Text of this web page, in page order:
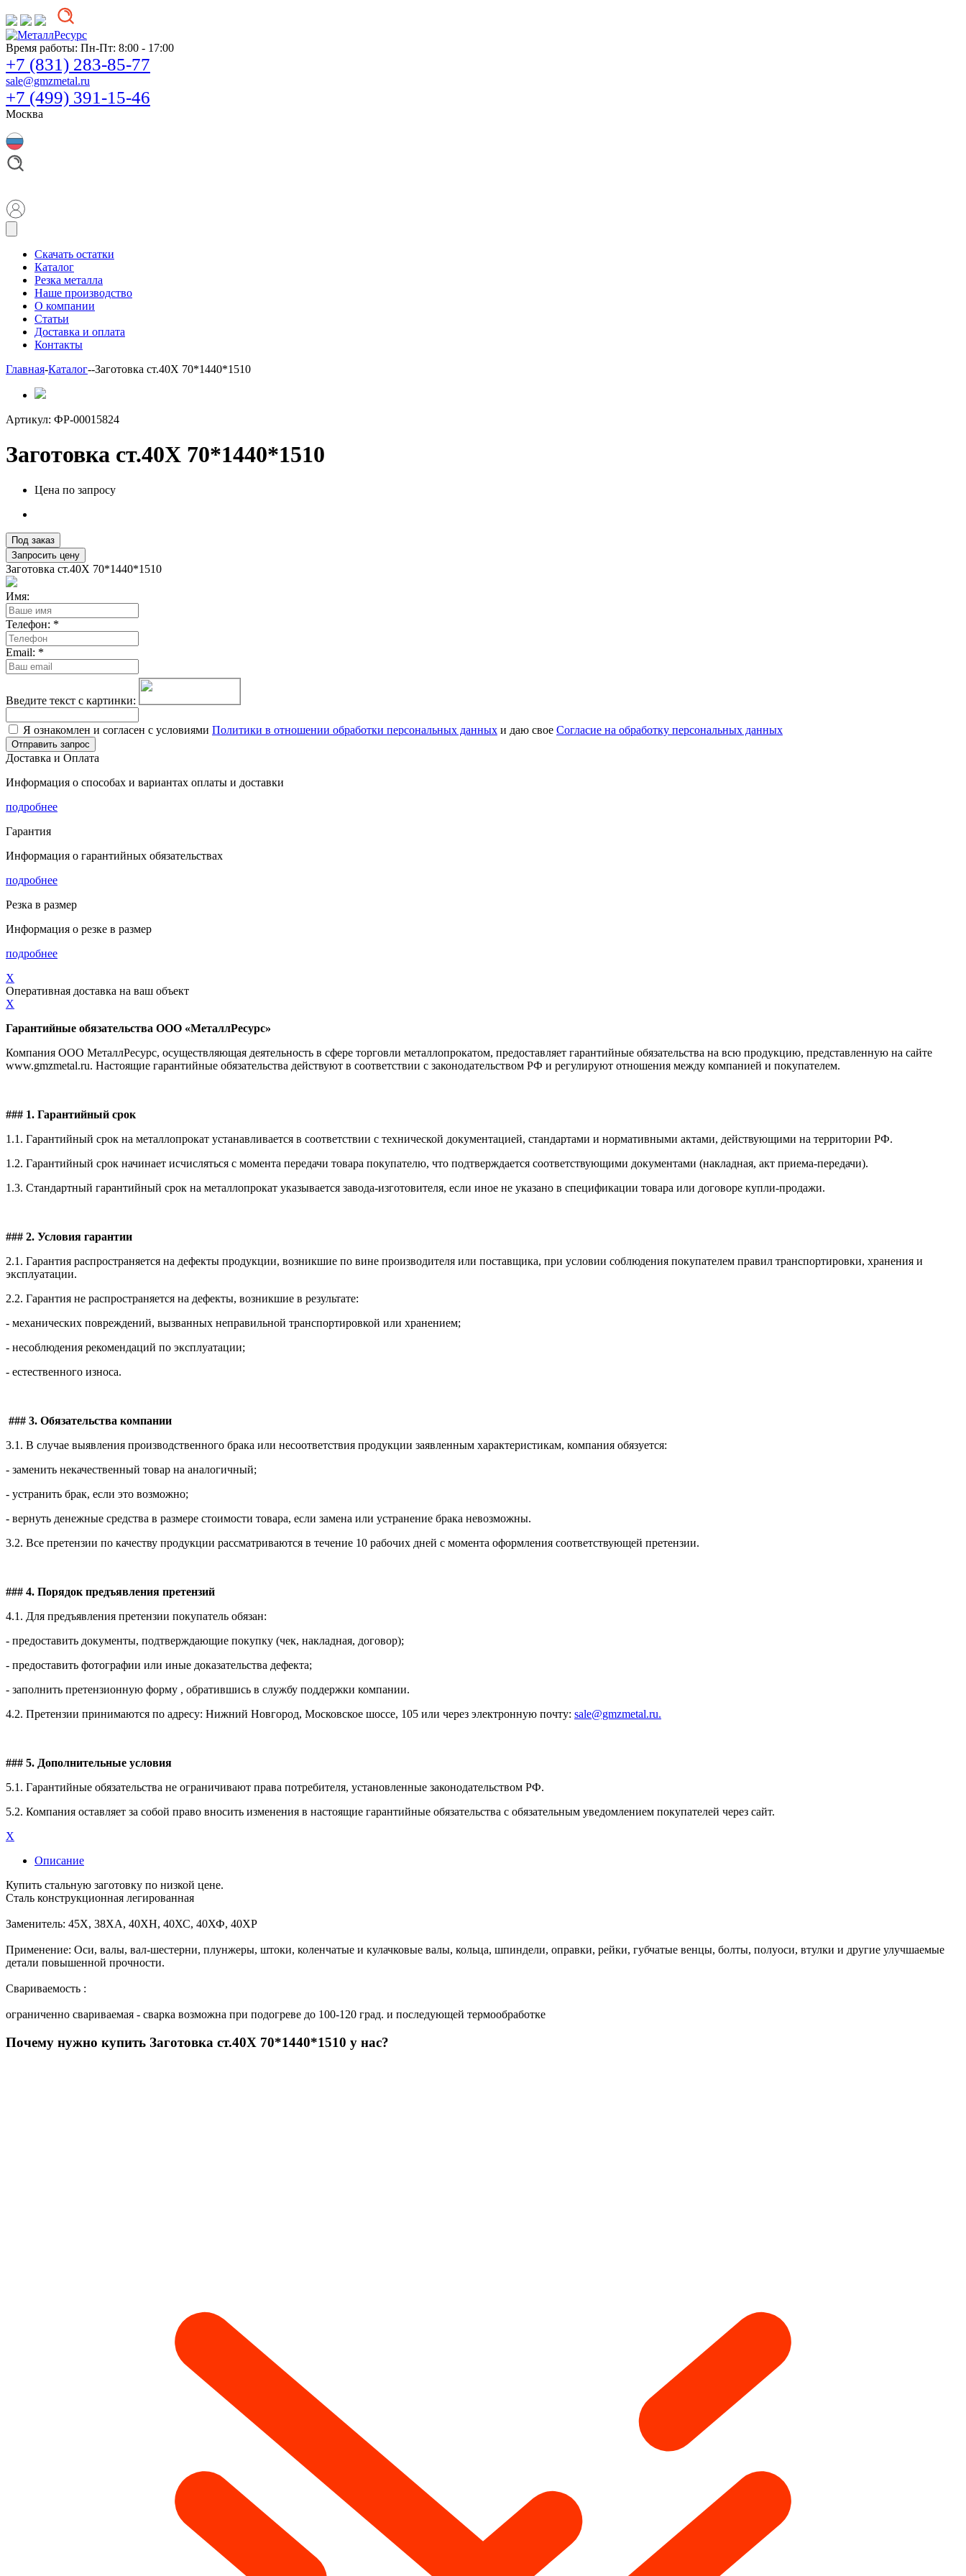
Время работы: Пн-Пт: 8:00 - 17:00
+7 (831) 283-85-77
sale@gmzmetal.ru
+7 (499) 391-15-46
Москва
Скачать остатки
Каталог
Резка металла
Наше производство
О компании
Статьи
Доставка и оплата
Контакты
Главная-Каталог--Заготовка ст.40Х 70*1440*1510
Артикул: ФР-00015824
Заготовка ст.40Х 70*1440*1510
Цена по запросу
Под заказ
Запросить цену
Заготовка ст.40Х 70*1440*1510
Имя:
Телефон: *
Email: *
Введите текст с картинки:
Я ознакомлен и согласен с условиями Политики в отношении обработки персональных данных и даю свое Согласие на обработку персональных данных
Отправить запрос
Доставка и Оплата
Информация о способах и вариантах оплаты и доставки
подробнее
Гарантия
Информация о гарантийных обязательствах
подробнее
Резка в размер
Информация о резке в размер
подробнее
X
Оперативная доставка на ваш объект
X
Гарантийные обязательства ООО «МеталлРесурс»
Компания ООО МеталлРесурс, осуществляющая деятельность в сфере торговли металлопрокатом, предоставляет гарантийные обязательства на всю продукцию, представленную на сайте
www.gmzmetal.ru. Настоящие гарантийные обязательства действуют в соответствии с законодательством РФ и регулируют отношения между компанией и покупателем.
### 1. Гарантийный срок
1.1. Гарантийный срок на металлопрокат устанавливается в соответствии с технической документацией, стандартами и нормативными актами, действующими на территории РФ.
1.2. Гарантийный срок начинает исчисляться с момента передачи товара покупателю, что подтверждается соответствующими документами (накладная, акт приема-передачи).
1.3. Стандартный гарантийный срок на металлопрокат указывается завода-изготовителя, если иное не указано в спецификации товара или договоре купли-продажи.
### 2. Условия гарантии
2.1. Гарантия распространяется на дефекты продукции, возникшие по вине производителя или поставщика, при условии соблюдения покупателем правил транспортировки, хранения и
эксплуатации.
2.2. Гарантия не распространяется на дефекты, возникшие в результате:
- механических повреждений, вызванных неправильной транспортировкой или хранением;
- несоблюдения рекомендаций по эксплуатации;
- естественного износа.
### 3. Обязательства компании
3.1. В случае выявления производственного брака или несоответствия продукции заявленным характеристикам, компания обязуется:
- заменить некачественный товар на аналогичный;
- устранить брак, если это возможно;
- вернуть денежные средства в размере стоимости товара, если замена или устранение брака невозможны.
3.2. Все претензии по качеству продукции рассматриваются в течение 10 рабочих дней с момента оформления соответствующей претензии.
### 4. Порядок предъявления претензий
4.1. Для предъявления претензии покупатель обязан:
- предоставить документы, подтверждающие покупку (чек, накладная, договор);
- предоставить фотографии или иные доказательства дефекта;
- заполнить претензионную форму , обратившись в службу поддержки компании.
4.2. Претензии принимаются по адресу: Нижний Новгород, Московское шоссе, 105 или через электронную почту: sale@gmzmetal.ru.
### 5. Дополнительные условия
5.1. Гарантийные обязательства не ограничивают права потребителя, установленные законодательством РФ.
5.2. Компания оставляет за собой право вносить изменения в настоящие гарантийные обязательства с обязательным уведомлением покупателей через сайт.
X
Описание
Купить стальную заготовку по низкой цене.
Сталь конструкционная легированная
Заменитель: 45Х, 38ХА, 40ХН, 40ХС, 40ХФ, 40ХР
Применение: Оси, валы, вал-шестерни, плунжеры, штоки, коленчатые и кулачковые валы, кольца, шпиндели, оправки, рейки, губчатые венцы, болты, полуоси, втулки и другие улучшаемые
детали повышенной прочности.
Свариваемость :
ограниченно свариваемая - сварка возможна при подогреве до 100-120 град. и последующей термообработке
Почему нужно купить Заготовка ст.40Х 70*1440*1510 у нас?